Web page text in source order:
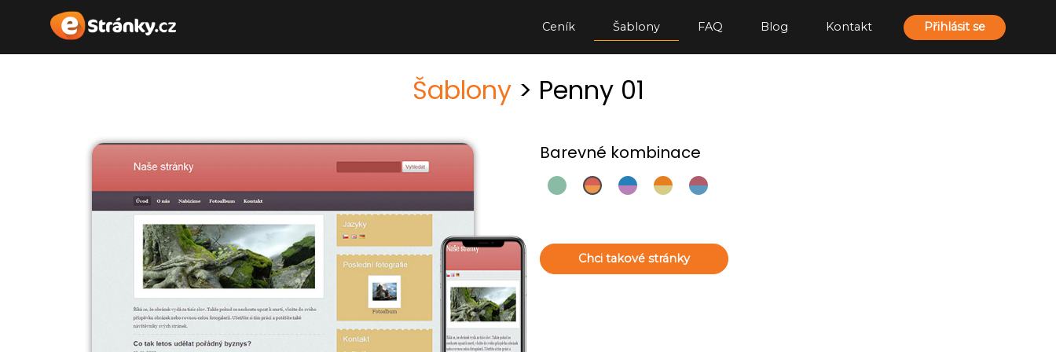
Ceník Šablony FAQ Blog Kontakt Přihlásit se
Šablony> Penny 01
Barevné kombinace
Chci takové stránky